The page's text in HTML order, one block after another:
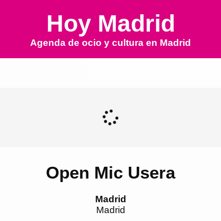
Hoy Madrid
Agenda de ocio y cultura en Madrid
Open Mic Usera
Madrid
Madrid